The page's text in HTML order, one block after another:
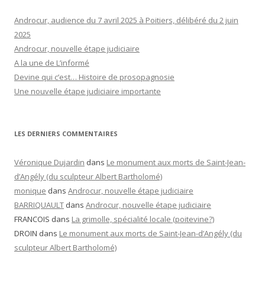
Androcur, audience du 7 avril 2025 à Poitiers, délibéré du 2 juin
2025
Androcur, nouvelle étape judiciaire
A la une de L’informé
Devine qui c’est… Histoire de prosopagnosie
Une nouvelle étape judiciaire importante
LES DERNIERS COMMENTAIRES
Véronique Dujardin dans Le monument aux morts de Saint-Jean-
d’Angély (du sculpteur Albert Bartholomé)
monique dans Androcur, nouvelle étape judiciaire
BARRIQUAULT dans Androcur, nouvelle étape judiciaire
FRANCOIS dans La grimolle, spécialité locale (poitevine?)
DROIN dans Le monument aux morts de Saint-Jean-d’Angély (du
sculpteur Albert Bartholomé)